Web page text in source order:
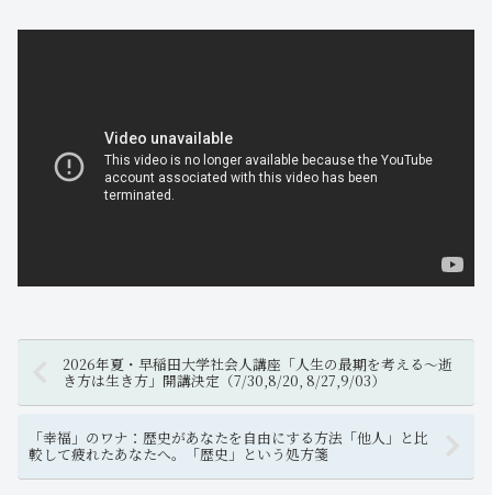
2026年夏・早稲田大学社会人講座「人生の最期を考える～逝
き方は生き方」開講決定（7/30,8/20, 8/27,9/03）
「幸福」のワナ：歴史があなたを自由にする方法「他人」と比
較して疲れたあなたへ。「歴史」という処方箋